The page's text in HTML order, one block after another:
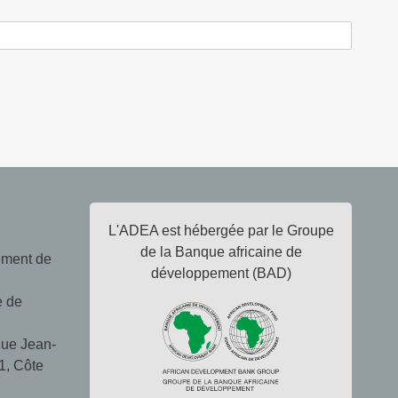
de
de
Jean-
Côte
L'ADEA est hébergée par le Groupe
de la Banque africaine de
développement (BAD)